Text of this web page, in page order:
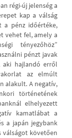
régi-új jelenség a
kap a válság
a pénz időértéke,
vehet fel, amely a
tényezőhöz”
pénzt javak
aki hajlandó erről
az elmúlt
alakult. A negatív,
történetének
elhelyezett
kamatlábat a
a japán jegybank
válságot követően